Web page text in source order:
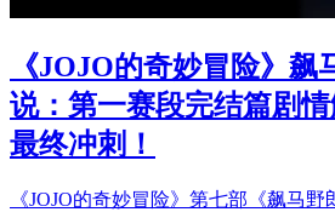
《JOJO的奇妙冒险》飙
说：第一赛段完结篇剧
最终冲刺！
《JOJO的奇妙冒险》第七部《飙马